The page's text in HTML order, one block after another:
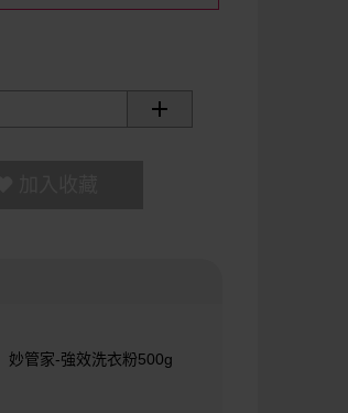
妙管家-強效洗衣粉500g